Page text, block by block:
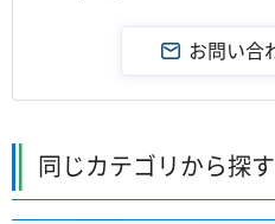
同じカテゴリから探す